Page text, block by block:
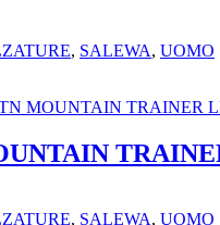
, SALEWA, UOMO
, SALEWA, UOMO